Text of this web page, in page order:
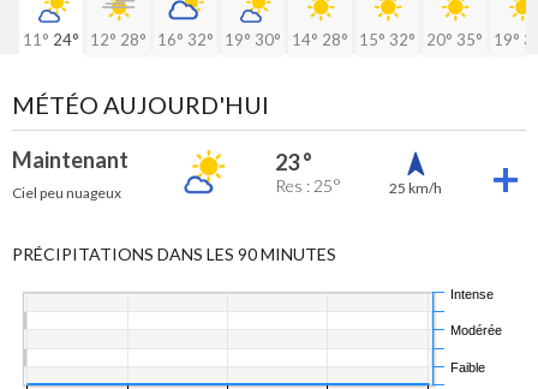
11° 24° 12° 28° 16° 32° 19° 30° 14° 28° 15° 32° 20° 35° 19°
MÉTÉO AUJOURD'HUI
Maintenant
Ciel peu nuageux
23 °
Res : 25° 25 km/h
PRÉCIPITATIONS DANS LES 90 MINUTES
Faible
Modérée
Intense